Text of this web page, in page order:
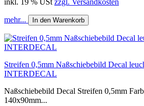
inkl. 19 % USt zzgl. Versandkosten
mehr... In den Warenkorb
Streifen 0,5mm Naßschiebebild Decal
INTERDECAL
Naßschiebebild Decal Streifen 0,5mm
140x90mm...